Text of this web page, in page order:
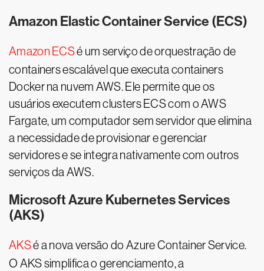
Amazon Elastic Container Service (ECS)
Amazon ECSé um serviço de orquestração de
containers escalável que executa containers
Docker na nuvem AWS. Ele permite que os
usuários executem clusters ECS com o AWS
Fargate, um computador sem servidor que elimina
a necessidade de provisionar e gerenciar
servidores e se integra nativamente com outros
serviços da AWS.
Microsoft Azure Kubernetes Services
(AKS)
AKSé a nova versão do Azure Container Service.
O AKS simplifica o gerenciamento, a